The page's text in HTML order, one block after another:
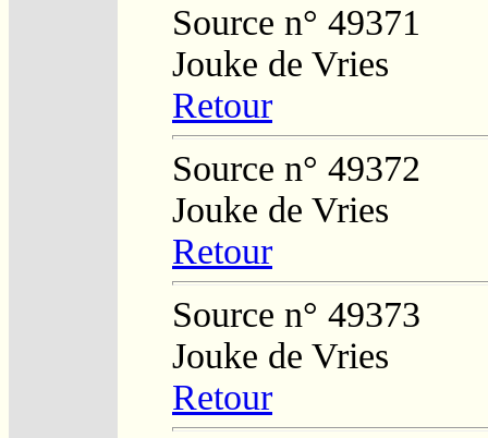
Source n° 49371
Jouke de Vries
Retour
Source n° 49372
Jouke de Vries
Retour
Source n° 49373
Jouke de Vries
Retour